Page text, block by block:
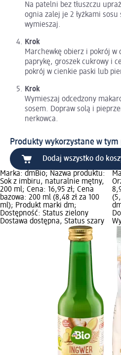
Na patelni bez tłuszczu
ognia zalej je 2 łyżkami
wymieszaj.
Krok
Marchewkę obierz i pokrój w
paprykę, groszek cukrowy i
pokrój w cienkie paski lub
Krok
Wymieszaj odcedzony
sosem. Dopraw solą i
nerkowca.
Produkty wykorzystane w tym
Dodaj wszystko do
Marka: dmBio; Nazwa produktu:
Sok z imbiru, naturalnie mętny,
200 ml; Cena: 16,95 zł; Cena
bazowa: 200 ml (8,48 zł za 100
ml); Produkt marki dm;
Dostępność: Status zielony
Dostawa dostępna, Status szary